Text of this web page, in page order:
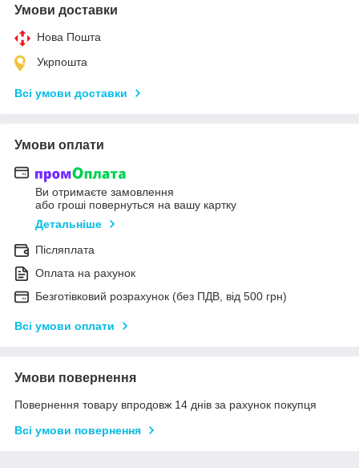
Умови доставки
Нова Пошта
Укрпошта
Всі умови доставки
Умови оплати
Ви отримаєте замовлення
або гроші повернуться на вашу картку
Детальніше
Післяплата
Оплата на рахунок
Безготівковий розрахунок (без ПДВ, від 500 грн)
Всі умови оплати
Умови повернення
Повернення товару впродовж 14 днів за рахунок покупця
Всі умови повернення